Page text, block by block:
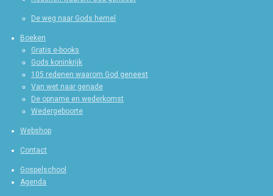
De weg naar Gods hemel
Boeken
Gratis e-books
Gods koninkrijk
105 redenen waarom God geneest
Van wet naar genade
De opname en wederkomst
Wedergeboorte
Webshop
Contact
Gospelschool
Agenda